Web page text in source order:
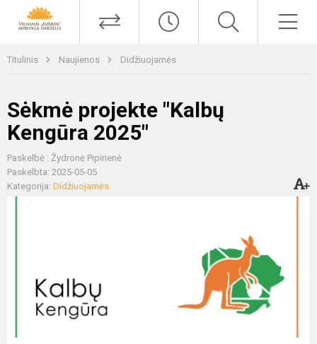
Titulinis Naujienos Didžiuojamės
Sėkmė projekte "Kalbų
Kengūra 2025"
Paskelbė : Žydronė Pipirienė
Paskelbta: 2025-05-05
Kategorija: Didžiuojamės